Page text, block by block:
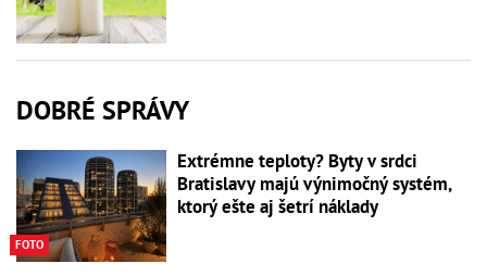
DOBRÉ SPRÁVY
FOTO
Extrémne teploty? Byty v srdci
Bratislavy majú výnimočný systém,
ktorý ešte aj šetrí náklady